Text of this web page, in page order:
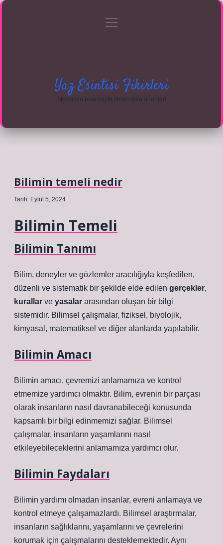
Gizlilik Politikası
menüyü
Yaz Esintisi Fikirleri
Mevsimin enerjisiyle ilham dolu öneriler!
Bilimin temeli nedir
Tarih: Eylül 5, 2024
Bilimin Temeli
Bilimin Tanımı
Bilim, deneyler ve gözlemler aracılığıyla keşfedilen,
düzenli ve sistematik bir şekilde elde edilen gerçekler,
kurallar ve yasalar arasından oluşan bir bilgi
sistemidir. Bilimsel çalışmalar, fiziksel, biyolojik,
kimyasal, matematiksel ve diğer alanlarda yapılabilir.
Bilimin Amacı
Bilimin amacı, çevremizi anlamamıza ve kontrol
etmemize yardımcı olmaktır. Bilim, evrenin bir parçası
olarak insanların nasıl davranabileceği konusunda
kapsamlı bir bilgi edinmemizi sağlar. Bilimsel
çalışmalar, insanların yaşamlarını nasıl
etkileyebileceklerini anlamamıza yardımcı olur.
Bilimin Faydaları
Bilimin yardımı olmadan insanlar, evreni anlamaya ve
kontrol etmeye çalışamazlardı. Bilimsel araştırmalar,
insanların sağlıklarını, yaşamlarını ve çevrelerini
korumak için çalışmalarını desteklemektedir. Aynı